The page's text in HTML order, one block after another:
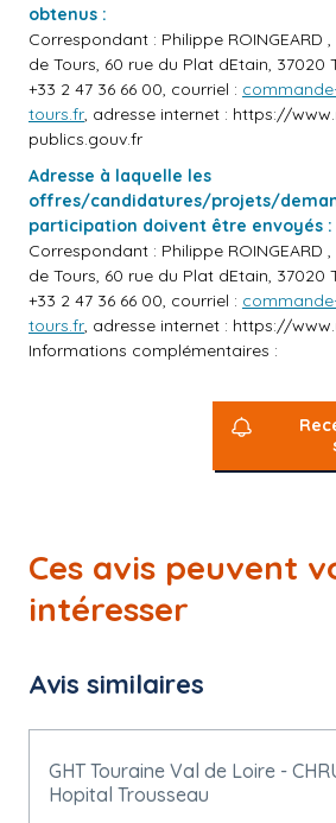
obtenus :
Correspondant : Philippe ROINGEARD
de Tours, 60 rue du Plat dEtain, 37020
+33 2 47 36 66 00, courriel :
tours.fr, adresse internet : https://
publics.gouv.fr
Adresse à laquelle les
offres/candidatures/projets/
participation doivent être envoyés :
Correspondant : Philippe ROINGEARD
de Tours, 60 rue du Plat dEtain, 37020
+33 2 47 36 66 00, courriel :
tours.fr, adresse internet : https://
Informations complémentaires :
Ces avis peuvent
intéresser
Avis similaires
GHT Touraine Val de Loire -
Hopital Trousseau